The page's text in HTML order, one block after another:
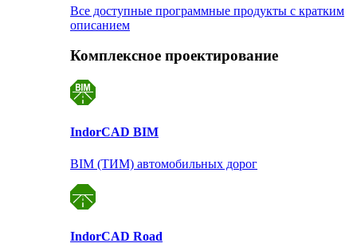
Все доступные программные продукты с кратким
описанием
Комплексное проектирование
IndorCAD BIM
BIM (ТИМ) автомобильных дорог
IndorCAD Road